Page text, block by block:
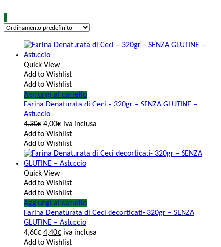
Quick View
Add to Wishlist
Add to Wishlist
Aggiungi al carrello
Farina Denaturata di Ceci – 320gr – SENZA GLUTINE –
Astuccio
4,30€ 4,00€ iva inclusa
Add to Wishlist
Add to Wishlist
Quick View
Add to Wishlist
Add to Wishlist
Aggiungi al carrello
Farina Denaturata di Ceci decorticati- 320gr – SENZA
GLUTINE – Astuccio
4,60€ 4,40€ iva inclusa
Add to Wishlist